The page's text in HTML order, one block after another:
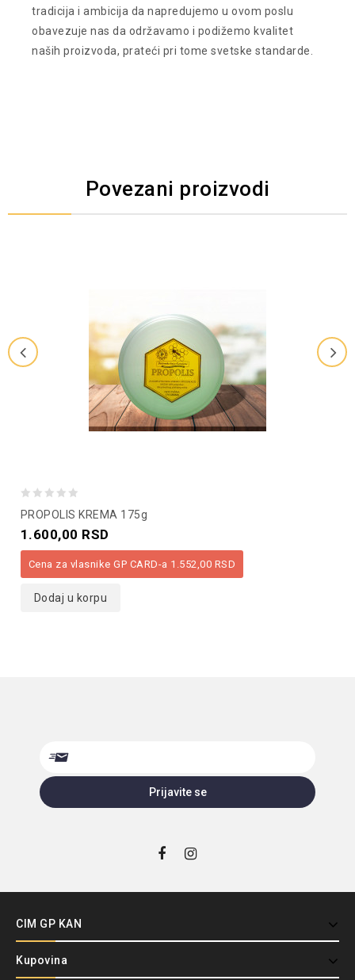
tradicija i ambicija da napredujemo u ovom poslu
obavezuje nas da održavamo i podižemo kvalitet
naših proizvoda, prateći pri tome svetske standarde.
Povezani proizvodi
PROPOLIS KREMA 175g
1.600,00 RSD
Cena za vlasnike GP CARD-a 1.552,00 RSD
Dodaj u korpu
CIM GP KAN
Kupovina